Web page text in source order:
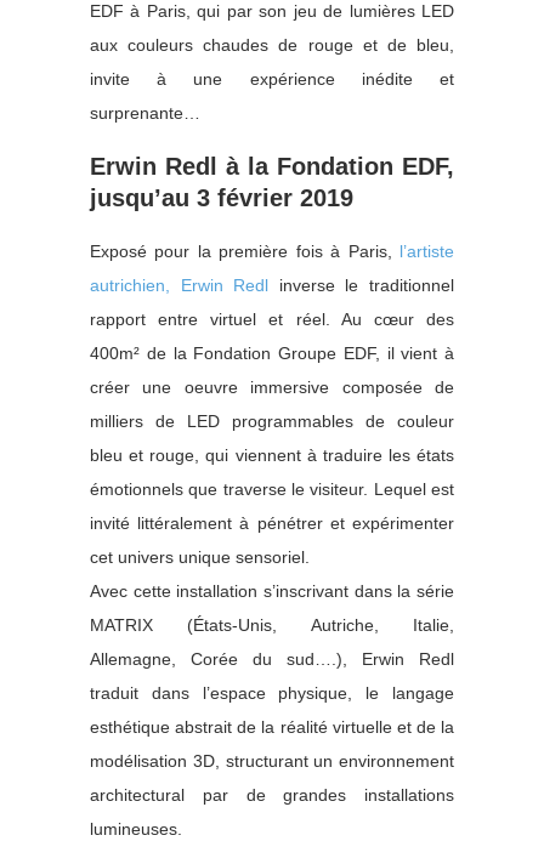
EDF à Paris, qui par son jeu de lumières LED
aux couleurs chaudes de rouge et de bleu,
invite à une expérience inédite et
surprenante…
Erwin Redl à la Fondation EDF,
jusqu’au 3 février 2019
Exposé pour la première fois à Paris, l’artiste
autrichien, Erwin Redl inverse le traditionnel
rapport entre virtuel et réel. Au cœur des
400m² de la Fondation Groupe EDF, il vient à
créer une oeuvre immersive composée de
milliers de LED programmables de couleur
bleu et rouge, qui viennent à traduire les états
émotionnels que traverse le visiteur. Lequel est
invité littéralement à pénétrer et expérimenter
cet univers unique sensoriel.
Avec cette installation s’inscrivant dans la série
MATRIX (États-Unis, Autriche, Italie,
Allemagne, Corée du sud….), Erwin Redl
traduit dans l’espace physique, le langage
esthétique abstrait de la réalité virtuelle et de la
modélisation 3D, structurant un environnement
architectural par de grandes installations
lumineuses.